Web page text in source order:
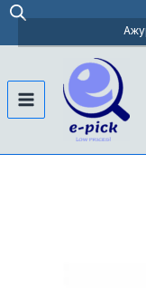
Skip
content
Main